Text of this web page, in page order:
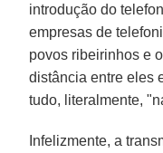
introdução do
empresas de
povos ribeirinhos e
distância entre eles
tudo, literalmente,
Infelizmente, a